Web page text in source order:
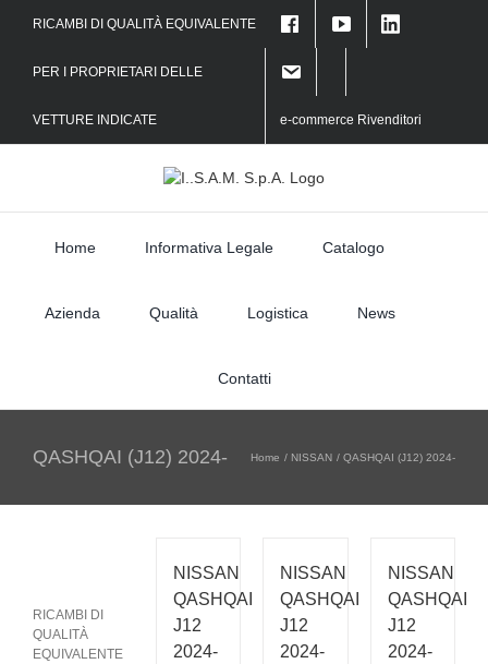
RICAMBI DI QUALITÀ EQUIVALENTE
PER I PROPRIETARI DELLE
VETTURE INDICATE e-commerce Rivenditori
Home Informativa Legale Catalogo
Azienda Qualità Logistica News
Contatti
QASHQAI (J12) 2024- Home NISSAN QASHQAI (J12) 2024-
NISSAN
QASHQAI
J12
2024-
NISSAN
QASHQAI
J12
2024-
NISSAN
QASHQAI
J12
2024-
RICAMBI DI
QUALITÀ
EQUIVALENTE